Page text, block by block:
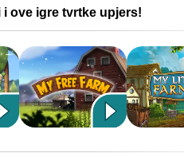
ove igre tvrtke upjers!